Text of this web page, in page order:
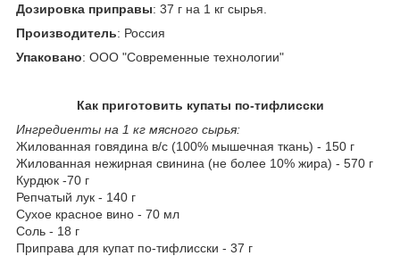
Дозировка приправы: 37 г на 1 кг сырья.
Производитель: Россия
Упаковано: ООО "Современные технологии"
Как приготовить купаты по-тифлисски
Ингредиенты на 1 кг мясного сырья:
Жилованная говядина в/с (100% мышечная ткань) - 150 г
Жилованная нежирная свинина (не более 10% жира) - 570 г
Курдюк -70 г
Репчатый лук - 140 г
Сухое красное вино - 70 мл
Соль - 18 г
Приправа для купат по-тифлисски - 37 г